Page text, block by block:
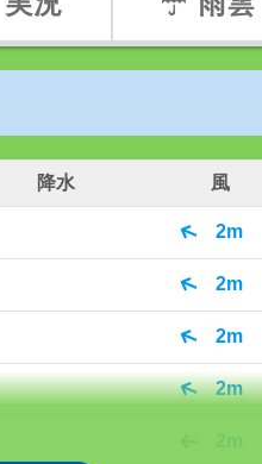
降水 風
2m
2m
2m
2m
2m